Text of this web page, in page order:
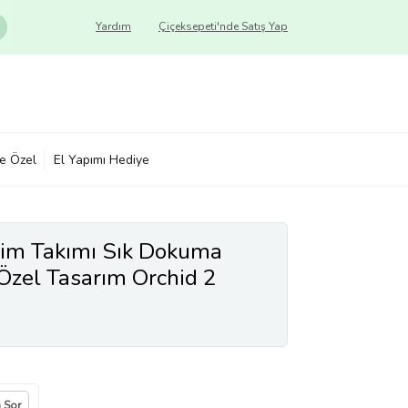
Çiçeksepeti'nde Satış Yap
Yardım
Özel El Yapımı Hediye
Takımı Sık Dokuma
Tasarım Orchid 2